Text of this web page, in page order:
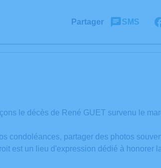
Partager SMS
le décès de René GUET survenu le
condoléances, partager des photos
est un lieu d'expression dédié à honorer